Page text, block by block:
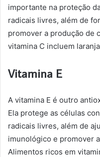
importante na proteção
radicais livres, além de
promover a produção de
vitamina C incluem
Vitamina E
A vitamina E é outro
Ela protege as células
radicais livres, além de
imunológico e promover
Alimentos ricos em